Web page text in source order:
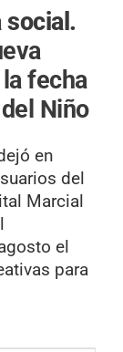
social.
fecha
Niño
en
del
Marcial
el
para